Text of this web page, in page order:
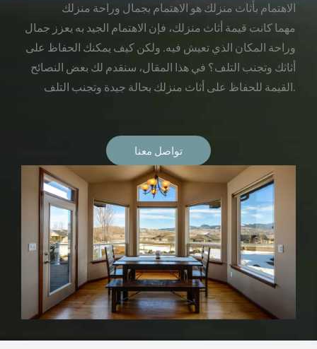
الاهتمام بأثاث منزلك هو الاهتمام بجمال وراحة منزلك
مهما كانت قيمة أثاث منزلك، فإن الاهتمام الجيد به يعزز جمال
وراحة المكان الذي تعيش فيه. ولكن كيف يمكنك الحفاظ على
أثاثك وتجنب التلف؟ في هذا المقال، سنقدم لك بعض النصائح
القيمة للحفاظ على أثاث منزلك بحالة جيدة وتجنب التلف.
تواصل معنا